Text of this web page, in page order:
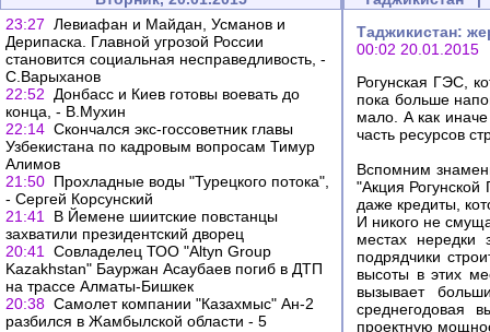
23:27 Левиафан и Майдан, Усманов и
Дерипаска. Главной угрозой России
становится социальная несправедливость, -
С.Варыханов
22:52
Донбасс и Киев готовы воевать до
конца, - В.Мухин
22:14 Скончался экс-госсоветник главы
Узбекистана по кадровым вопросам Тимур
Алимов
21:50 Прохладные воды "Турецкого потока",
- Сергей Корсунский
21:41
В Йемене шиитские повстанцы
захватили президентский дворец
20:41
Совладелец ТОО "Altyn Group
Kazakhstan" Бауржан Асаубаев погиб в ДТП
на трассе Алматы-Бишкек
20:38 Самолет компании "Казахмыс" Ан-2
разбился в Жамбылской области - 5
Таджикистан:
00:02 20.01.2015
Рогунская ГЭС,
пока больше
мало. А как
часть ресурсов
Вспомним
"Акция
даже кредиты,
И никого не
местах нередки
подрядчики
высоты в этих
вызывает
среднегодовая
проектную